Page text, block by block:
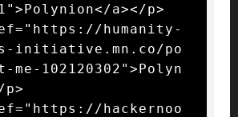
a></p>
humanity-
initiative.mn.co/po
me-102120302">Polyn
hackernoo